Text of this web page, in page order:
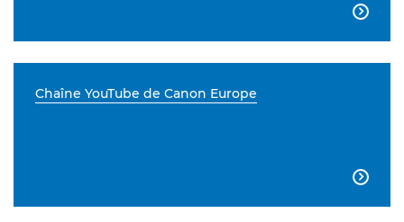

Chaîne YouTube de Canon Europe
